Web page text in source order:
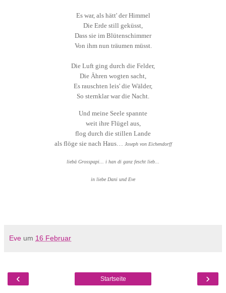
Es war, als hätt' der Himmel
Die Erde still geküsst,
Dass sie im Blütenschimmer
Von ihm nun träumen müsst.
Die Luft ging durch die Felder,
Die Ähren wogten sacht,
Es rauschten leis' die Wälder,
So sternklar war die Nacht.
Und meine Seele spannte
weit ihre Flügel aus,
flog durch die stillen Lande
als flöge sie nach Haus…
Joseph von Eichendorff
liebä Grosspapi... i han di ganz fescht lieb...
in liebe Dani und Eve
Eve um 16 Februar
‹ ›
Startseite